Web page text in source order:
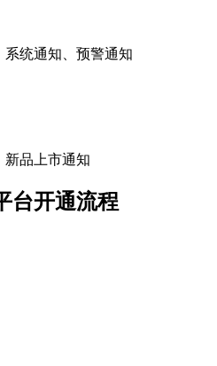
统通知、预警通知
新品上市通知
台开通流程